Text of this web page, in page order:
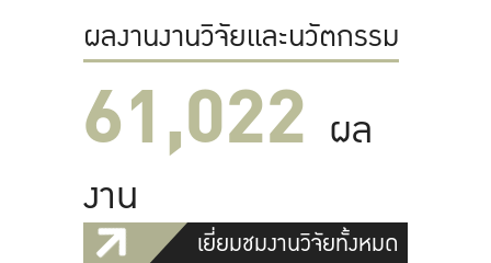
ผลงานงานวิจัยและนวัตกรรม
61,022 ผล
งาน
เยี่ยมชมงานวิจัยทั้งหมด